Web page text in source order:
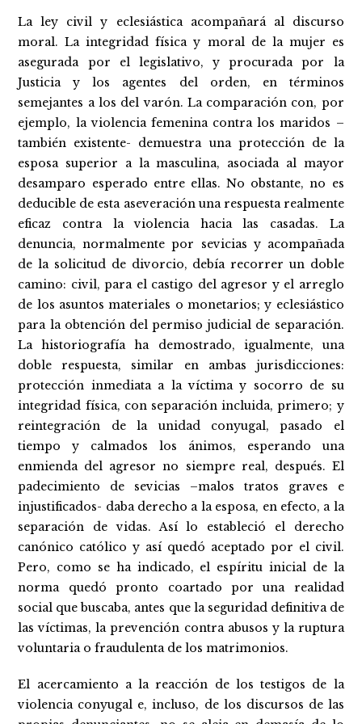
La ley civil y eclesiástica acompañará al discurso
moral. La integridad física y moral de la mujer es
asegurada por el legislativo, y procurada por la
Justicia y los agentes del orden, en términos
semejantes a los del varón. La comparación con, por
ejemplo, la violencia femenina contra los maridos –
también existente- demuestra una protección de la
esposa superior a la masculina, asociada al mayor
desamparo esperado entre ellas. No obstante, no es
deducible de esta aseveración una respuesta realmente
eficaz contra la violencia hacia las casadas. La
denuncia, normalmente por sevicias y acompañada
de la solicitud de divorcio, debía recorrer un doble
camino: civil, para el castigo del agresor y el arreglo
de los asuntos materiales o monetarios; y eclesiástico
para la obtención del permiso judicial de separación.
La historiografía ha demostrado, igualmente, una
doble respuesta, similar en ambas jurisdicciones:
protección inmediata a la víctima y socorro de su
integridad física, con separación incluida, primero; y
reintegración de la unidad conyugal, pasado el
tiempo y calmados los ánimos, esperando una
enmienda del agresor no siempre real, después. El
padecimiento de sevicias –malos tratos graves e
injustificados- daba derecho a la esposa, en efecto, a la
separación de vidas. Así lo estableció el derecho
canónico católico y así quedó aceptado por el civil.
Pero, como se ha indicado, el espíritu inicial de la
norma quedó pronto coartado por una realidad
social que buscaba, antes que la seguridad definitiva de
las víctimas, la prevención contra abusos y la ruptura
voluntaria o fraudulenta de los matrimonios.
El acercamiento a la reacción de los testigos de la
violencia conyugal e, incluso, de los discursos de las